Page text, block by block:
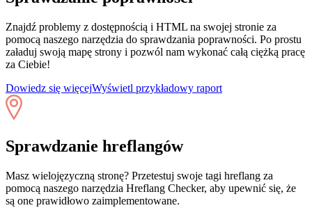
Znajdź problemy z dostępnością i HTML na swojej stronie za
pomocą naszego narzędzia do sprawdzania poprawności. Po prostu
załaduj swoją mapę strony i pozwól nam wykonać całą ciężką pracę
za Ciebie!
Dowiedz się więcejWyświetl przykładowy raport
Sprawdzanie hreflangów
Masz wielojęzyczną stronę? Przetestuj swoje tagi hreflang za
pomocą naszego narzędzia Hreflang Checker, aby upewnić się, że
są one prawidłowo zaimplementowane.